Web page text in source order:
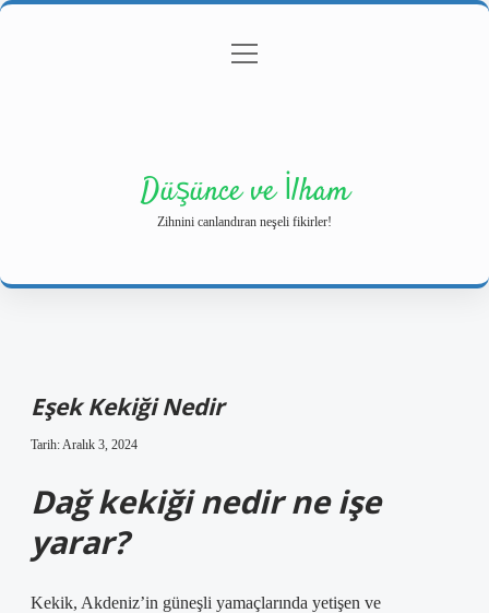
Gizlilik Politikası
menüyü
Düşünce ve İlham
Zihnini canlandıran neşeli fikirler!
Eşek Kekiği Nedir
Tarih: Aralık 3, 2024
Dağ kekiği nedir ne işe
yarar?
Kekik, Akdeniz’in güneşli yamaçlarında yetişen ve